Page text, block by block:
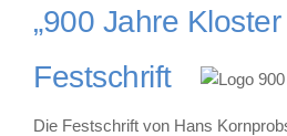
„900 Jahre
Festschrift
Die Festschrift von Hans